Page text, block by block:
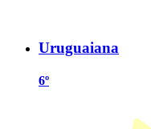
Uruguaiana
6º